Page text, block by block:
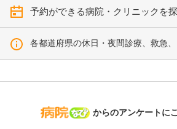
予約ができる病院・クリニックを
各都道府県の休日・夜間診療、救急
病院なび
からのアンケートに